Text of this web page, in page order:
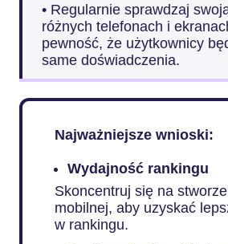
• Regularnie sprawdzaj
różnych telefonach i
pewność, że użytkownicy
same doświadczenia.
Najważniejsze wnioski:
Wydajność rankingu
Skoncentruj się na
mobilnej, aby uzyskać
w rankingu.